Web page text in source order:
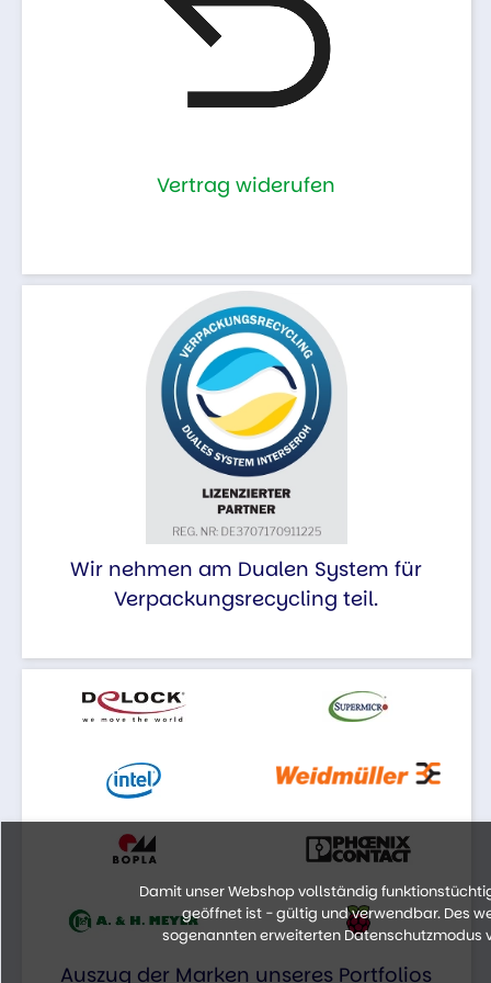
Vertrag widerufen
Wir nehmen am Dualen System für
Verpackungsrecycling teil.
Auszug der Marken unseres Portfolios
Damit unser Webshop vollständig
geöffnet ist - gültig und verwendbar. Des
sogenannten erweiterten Datenschutzmodus